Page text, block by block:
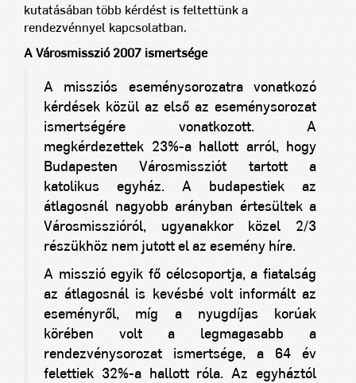
kutatásában több kérdést is feltettünk a
rendezvénnyel kapcsolatban.
A Városmisszió 2007 ismertsége
A missziós eseménysorozatra vonatkozó
kérdések közül az első az eseménysorozat
ismertségére vonatkozott. A
megkérdezettek 23%-a hallott arról, hogy
Budapesten Városmissziót tartott a
katolikus egyház. A budapestiek az
átlagosnál nagyobb arányban értesültek a
Városmisszióról, ugyanakkor közel 2/3
részükhöz nem jutott el az esemény híre.
A misszió egyik fő célcsoportja, a fiatalság
az átlagosnál is kevésbé volt informált az
eseményről, míg a nyugdíjas korúak
körében volt a legmagasabb a
rendezvénysorozat ismertsége, a 64 év
felettiek 32%-a hallott róla. Az egyháztól